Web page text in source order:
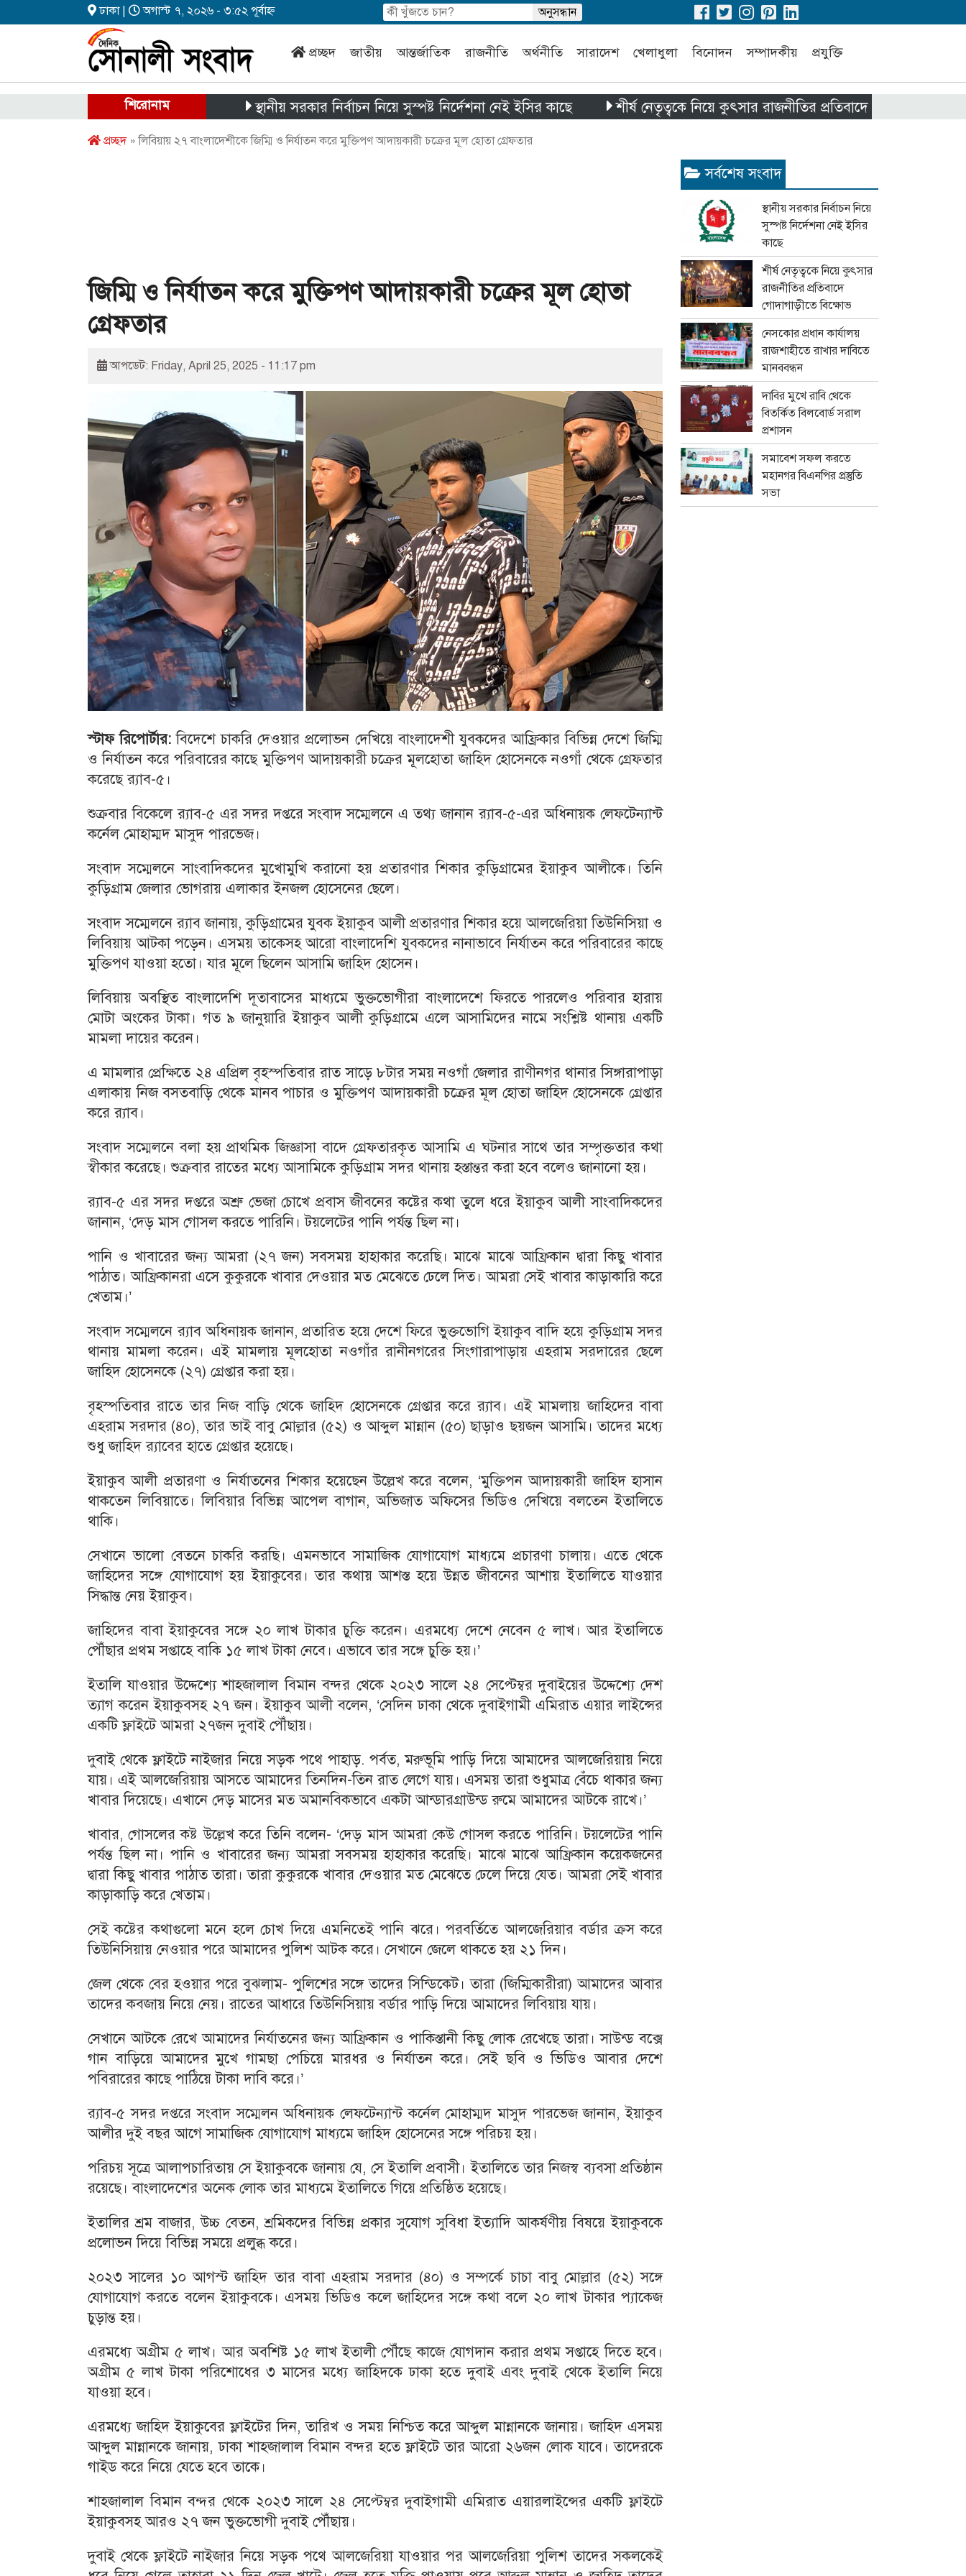
ঢাকা | অগাস্ট ৭, ২০২৬ - ৩:৫২ পূর্বাহ্ন
প্রচ্ছদ জাতীয় আন্তর্জাতিক রাজনীতি অর্থনীতি সারাদেশ খেলাধুলা বিনোদন সম্পাদকীয় প্রযুক্তি
শিরোনাম স্থানীয় সরকার নির্বাচন নিয়ে সুস্পষ্ট নির্দেশনা নেই ইসির কাছে শীর্ষ নেতৃত্বকে নিয়ে কুৎসার রাজনীতির প্রতিবাদে গোদাগাড়ীতে বিক্ষোভ
প্রচ্ছদ» লিবিয়ায় ২৭ বাংলাদেশীকে জিম্মি ও নির্যাতন করে মুক্তিপণ আদায়কারী চক্রের মূল হোতা গ্রেফতার
জিম্মি ও নির্যাতন করে মুক্তিপণ আদায়কারী চক্রের মূল হোতা
গ্রেফতার
আপডেট: Friday, April 25, 2025 - 11:17 pm
স্টাফ রিপোর্টার: বিদেশে চাকরি দেওয়ার প্রলোভন দেখিয়ে বাংলাদেশী যুবকদের আফ্রিকার বিভিন্ন দেশে জিম্মি
ও নির্যাতন করে পরিবারের কাছে মুক্তিপণ আদায়কারী চক্রের মূলহোতা জাহিদ হোসেনকে নওগাঁ থেকে গ্রেফতার
করেছে র‌্যাব-৫।
শুক্রবার বিকেলে র‌্যাব-৫ এর সদর দপ্তরে সংবাদ সম্মেলনে এ তথ্য জানান র‌্যাব-৫-এর অধিনায়ক লেফটেন্যান্ট
কর্নেল মোহাম্মদ মাসুদ পারভেজ।
সংবাদ সম্মেলনে সাংবাদিকদের মুখোমুখি করানো হয় প্রতারণার শিকার কুড়িগ্রামের ইয়াকুব আলীকে। তিনি
কুড়িগ্রাম জেলার ভোগরায় এলাকার ইনজল হোসেনের ছেলে।
সংবাদ সম্মেলনে র‌্যাব জানায়, কুড়িগ্রামের যুবক ইয়াকুব আলী প্রতারণার শিকার হয়ে আলজেরিয়া তিউনিসিয়া ও
লিবিয়ায় আটকা পড়েন। এসময় তাকেসহ আরো বাংলাদেশি যুবকদের নানাভাবে নির্যাতন করে পরিবারের কাছে
মুক্তিপণ যাওয়া হতো। যার মূলে ছিলেন আসামি জাহিদ হোসেন।
লিবিয়ায় অবস্থিত বাংলাদেশি দূতাবাসের মাধ্যমে ভুক্তভোগীরা বাংলাদেশে ফিরতে পারলেও পরিবার হারায়
মোটা অংকের টাকা। গত ৯ জানুয়ারি ইয়াকুব আলী কুড়িগ্রামে এলে আসামিদের নামে সংশ্লিষ্ট থানায় একটি
মামলা দায়ের করেন।
এ মামলার প্রেক্ষিতে ২৪ এপ্রিল বৃহস্পতিবার রাত সাড়ে ৮টার সময় নওগাঁ জেলার রাণীনগর থানার সিঙ্গারাপাড়া
এলাকায় নিজ বসতবাড়ি থেকে মানব পাচার ও মুক্তিপণ আদায়কারী চক্রের মূল হোতা জাহিদ হোসেনকে গ্রেপ্তার
করে র‌্যাব।
সংবাদ সম্মেলনে বলা হয় প্রাথমিক জিজ্ঞাসা বাদে গ্রেফতারকৃত আসামি এ ঘটনার সাথে তার সম্পৃক্ততার কথা
স্বীকার করেছে। শুক্রবার রাতের মধ্যে আসামিকে কুড়িগ্রাম সদর থানায় হস্তান্তর করা হবে বলেও জানানো হয়।
র‌্যাব-৫ এর সদর দপ্তরে অশ্রু ভেজা চোখে প্রবাস জীবনের কষ্টের কথা তুলে ধরে ইয়াকুব আলী সাংবাদিকদের
জানান, ‘দেড় মাস গোসল করতে পারিনি। টয়লেটের পানি পর্যন্ত ছিল না।
পানি ও খাবারের জন্য আমরা (২৭ জন) সবসময় হাহাকার করেছি। মাঝে মাঝে আফ্রিকান দ্বারা কিছু খাবার
পাঠাত। আফ্রিকানরা এসে কুকুরকে খাবার দেওয়ার মত মেঝেতে ঢেলে দিত। আমরা সেই খাবার কাড়াকারি করে
খেতাম।’
সংবাদ সম্মেলনে র‌্যাব অধিনায়ক জানান, প্রতারিত হয়ে দেশে ফিরে ভুক্তভোগি ইয়াকুব বাদি হয়ে কুড়িগ্রাম সদর
থানায় মামলা করেন। এই মামলায় মূলহোতা নওগাঁর রানীনগরের সিংগারাপাড়ায় এহরাম সরদারের ছেলে
জাহিদ হোসেনকে (২৭) গ্রেপ্তার করা হয়।
বৃহস্পতিবার রাতে তার নিজ বাড়ি থেকে জাহিদ হোসেনকে গ্রেপ্তার করে র‌্যাব। এই মামলায় জাহিদের বাবা
এহরাম সরদার (৪০), তার ভাই বাবু মোল্লার (৫২) ও আব্দুল মান্নান (৫০) ছাড়াও ছয়জন আসামি। তাদের মধ্যে
শুধু জাহিদ র‌্যাবের হাতে গ্রেপ্তার হয়েছে।
ইয়াকুব আলী প্রতারণা ও নির্যাতনের শিকার হয়েছেন উল্লেখ করে বলেন, ‘মুক্তিপন আদায়কারী জাহিদ হাসান
থাকতেন লিবিয়াতে। লিবিয়ার বিভিন্ন আপেল বাগান, অভিজাত অফিসের ভিডিও দেখিয়ে বলতেন ইতালিতে
থাকি।
সেখানে ভালো বেতনে চাকরি করছি। এমনভাবে সামাজিক যোগাযোগ মাধ্যমে প্রচারণা চালায়। এতে থেকে
জাহিদের সঙ্গে যোগাযোগ হয় ইয়াকুবের। তার কথায় আশস্ত হয়ে উন্নত জীবনের আশায় ইতালিতে যাওয়ার
সিদ্ধান্ত নেয় ইয়াকুব।
জাহিদের বাবা ইয়াকুবের সঙ্গে ২০ লাখ টাকার চুক্তি করেন। এরমধ্যে দেশে নেবেন ৫ লাখ। আর ইতালিতে
পৌঁছার প্রথম সপ্তাহে বাকি ১৫ লাখ টাকা নেবে। এভাবে তার সঙ্গে চুক্তি হয়।’
ইতালি যাওয়ার উদ্দেশ্যে শাহজালাল বিমান বন্দর থেকে ২০২৩ সালে ২৪ সেপ্টেম্বর দুবাইয়ের উদ্দেশ্যে দেশ
ত্যাগ করেন ইয়াকুবসহ ২৭ জন। ইয়াকুব আলী বলেন, ‘সেদিন ঢাকা থেকে দুবাইগামী এমিরাত এয়ার লাইন্সের
একটি ফ্লাইটে আমরা ২৭জন দুবাই পৌঁছায়।
দুবাই থেকে ফ্লাইটে নাইজার নিয়ে সড়ক পথে পাহাড়. পর্বত, মরুভূমি পাড়ি দিয়ে আমাদের আলজেরিয়ায় নিয়ে
যায়। এই আলজেরিয়ায় আসতে আমাদের তিনদিন-তিন রাত লেগে যায়। এসময় তারা শুধুমাত্র বেঁচে থাকার জন্য
খাবার দিয়েছে। এখানে দেড় মাসের মত অমানবিকভাবে একটা আন্ডারগ্রাউন্ড রুমে আমাদের আটকে রাখে।’
খাবার, গোসলের কষ্ট উল্লেখ করে তিনি বলেন- ‘দেড় মাস আমরা কেউ গোসল করতে পারিনি। টয়লেটের পানি
পর্যন্ত ছিল না। পানি ও খাবারের জন্য আমরা সবসময় হাহাকার করেছি। মাঝে মাঝে আফ্রিকান কয়েকজনের
দ্বারা কিছু খাবার পাঠাত তারা। তারা কুকুরকে খাবার দেওয়ার মত মেঝেতে ঢেলে দিয়ে যেত। আমরা সেই খাবার
কাড়াকাড়ি করে খেতাম।
সেই কষ্টের কথাগুলো মনে হলে চোখ দিয়ে এমনিতেই পানি ঝরে। পরবর্তিতে আলজেরিয়ার বর্ডার ক্রস করে
তিউনিসিয়ায় নেওয়ার পরে আমাদের পুলিশ আটক করে। সেখানে জেলে থাকতে হয় ২১ দিন।
জেল থেকে বের হওয়ার পরে বুঝলাম- পুলিশের সঙ্গে তাদের সিন্ডিকেট। তারা (জিম্মিকারীরা) আমাদের আবার
তাদের কবজায় নিয়ে নেয়। রাতের আধারে তিউনিসিয়ায় বর্ডার পাড়ি দিয়ে আমাদের লিবিয়ায় যায়।
সেখানে আটকে রেখে আমাদের নির্যাতনের জন্য আফ্রিকান ও পাকিস্তানী কিছু লোক রেখেছে তারা। সাউন্ড বক্সে
গান বাড়িয়ে আমাদের মুখে গামছা পেচিয়ে মারধর ও নির্যাতন করে। সেই ছবি ও ভিডিও আবার দেশে
পবিরারের কাছে পাঠিয়ে টাকা দাবি করে।’
র‌্যাব-৫ সদর দপ্তরে সংবাদ সম্মেলন অধিনায়ক লেফটেন্যান্ট কর্নেল মোহাম্মদ মাসুদ পারভেজ জানান, ইয়াকুব
আলীর দুই বছর আগে সামাজিক যোগাযোগ মাধ্যমে জাহিদ হোসেনের সঙ্গে পরিচয় হয়।
পরিচয় সূত্রে আলাপচারিতায় সে ইয়াকুবকে জানায় যে, সে ইতালি প্রবাসী। ইতালিতে তার নিজস্ব ব্যবসা প্রতিষ্ঠান
রয়েছে। বাংলাদেশের অনেক লোক তার মাধ্যমে ইতালিতে গিয়ে প্রতিষ্ঠিত হয়েছে।
ইতালির শ্রম বাজার, উচ্চ বেতন, শ্রমিকদের বিভিন্ন প্রকার সুযোগ সুবিধা ইত্যাদি আকর্ষণীয় বিষয়ে ইয়াকুবকে
প্রলোভন দিয়ে বিভিন্ন সময়ে প্রলুব্ধ করে।
২০২৩ সালের ১০ আগস্ট জাহিদ তার বাবা এহরাম সরদার (৪০) ও সম্পর্কে চাচা বাবু মোল্লার (৫২) সঙ্গে
যোগাযোগ করতে বলেন ইয়াকুবকে। এসময় ভিডিও কলে জাহিদের সঙ্গে কথা বলে ২০ লাখ টাকার প্যাকেজ
চুড়ান্ত হয়।
এরমধ্যে অগ্রীম ৫ লাখ। আর অবশিষ্ট ১৫ লাখ ইতালী পৌঁছে কাজে যোগদান করার প্রথম সপ্তাহে দিতে হবে।
অগ্রীম ৫ লাখ টাকা পরিশোধের ৩ মাসের মধ্যে জাহিদকে ঢাকা হতে দুবাই এবং দুবাই থেকে ইতালি নিয়ে
যাওয়া হবে।
এরমধ্যে জাহিদ ইয়াকুবের ফ্লাইটের দিন, তারিখ ও সময় নিশ্চিত করে আব্দুল মান্নানকে জানায়। জাহিদ এসময়
আব্দুল মান্নানকে জানায়, ঢাকা শাহজালাল বিমান বন্দর হতে ফ্লাইটে তার আরো ২৬জন লোক যাবে। তাদেরকে
গাইড করে নিয়ে যেতে হবে তাকে।
শাহজালাল বিমান বন্দর থেকে ২০২৩ সালে ২৪ সেপ্টেম্বর দুবাইগামী এমিরাত এয়ারলাইন্সের একটি ফ্লাইটে
ইয়াকুবসহ আরও ২৭ জন ভুক্তভোগী দুবাই পৌঁছায়।
দুবাই থেকে ফ্লাইটে নাইজার নিয়ে সড়ক পথে আলজেরিয়া যাওয়ার পর আলজেরিয়া পুলিশ তাদের সকলকেই
সর্বশেষ সংবাদ
স্থানীয় সরকার নির্বাচন নিয়ে
সুস্পষ্ট নির্দেশনা নেই ইসির
কাছে
শীর্ষ নেতৃত্বকে নিয়ে কুৎসার
রাজনীতির প্রতিবাদে
গোদাগাড়ীতে বিক্ষোভ
নেসকোর প্রধান কার্যালয়
রাজশাহীতে রাখার দাবিতে
মানববন্ধন
দাবির মুখে রাবি থেকে
বিতর্কিত বিলবোর্ড সরাল
প্রশাসন
সমাবেশ সফল করতে
মহানগর বিএনপির প্রস্তুতি
সভা